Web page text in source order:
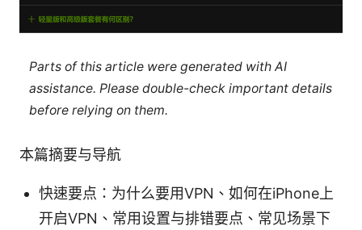
Parts of this article were generated with AI
assistance. Please double-check important details
before relying on them.
本篇摘要与导航
快速要点：为什么要用VPN、如何在iPhone上
开启VPN、常用设置与排错要点、常见场景下